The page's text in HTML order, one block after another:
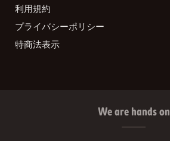
利用規約
プライバシーポリシー
特商法表示
We are hands on